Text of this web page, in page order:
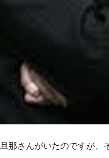
那さんがいたのですが